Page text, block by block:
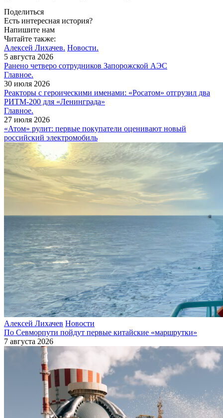
Поделиться
Есть интересная история?
Напишите нам
Читайте также:
Алексей Лихачев. Новости.
5 августа 2026
Ранено четверо сотрудников Запорожской АЭС
Главное.
30 июля 2026
Реакторы с героическими именами: «Росатом» отгрузил два
РИТМ-200 для «Ленинграда»
Главное.
27 июля 2026
«Атом» рулит: первые покупатели оценивают новый
российский электромобиль
Алексей Лихачев Новости
По Севморпути пойдут первые китайские «маршрутки»
7 августа 2026